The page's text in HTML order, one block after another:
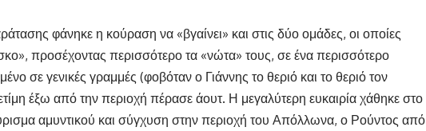
φάνηκε η κούραση να «βγαίνει» και στις δύο ομάδες, οι οποίες
προσέχοντας περισσότερο τα «νώτα» τους, σε ένα περισσότερο
σε γενικές γραμμές (φοβόταν ο Γιάννης το θεριό και το θεριό τον
έξω από την περιοχή πέρασε άουτ. Η μεγαλύτερη ευκαιρία χάθηκε στο
αμυντικού και σύγχυση στην περιοχή του Απόλλωνα, ο Ρούντος από